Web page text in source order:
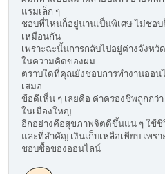
แรมเล็ก ๆ
ชอบที่ไหนก็อยู่นานเป็นพิเศษ ไม่ชอบ
เหมือนกัน
เพราะฉะนั้นการกลับไปอยู่ต่างจังห
ในความคิดของผม
ตราบใดที่คุณยังชอบการทำงานออน
เสมอ
ข้อดีเห็น ๆ เลยคือ ค่าครองชีพถูกกว่
ในเมืองใหญ่
อีกอย่างคือสุขภาพจิตดีขึ้นแน่ ๆ ใช้ชี
และที่สำคัญ เงินเก็บเหลือเพียบ เพร
ชอบซื้อของออนไลน์